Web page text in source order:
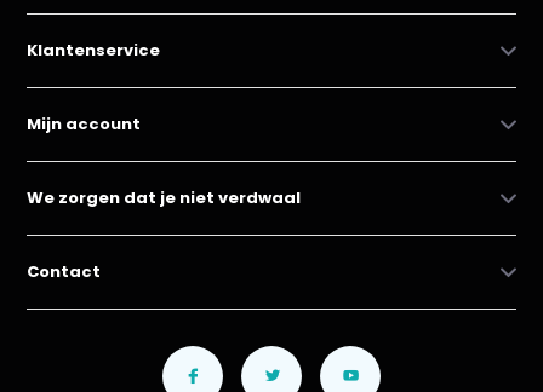
Klantenservice
Mijn account
We zorgen dat je niet verdwaal
Contact